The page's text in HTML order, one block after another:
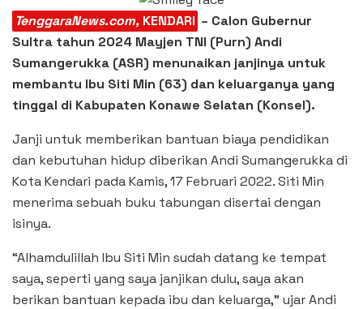
TenggaraNews.com, KENDARI – Calon Gubernur
Sultra tahun 2024 Mayjen TNI (Purn) Andi
Sumangerukka (ASR) menunaikan janjinya untuk
membantu Ibu Siti Min (63) dan keluarganya yang
tinggal di Kabupaten Konawe Selatan (Konsel).
Janji untuk memberikan bantuan biaya pendidikan
dan kebutuhan hidup diberikan Andi Sumangerukka di
Kota Kendari pada Kamis, 17 Februari 2022. Siti Min
menerima sebuah buku tabungan disertai dengan
isinya.
“Alhamdulillah Ibu Siti Min sudah datang ke tempat
saya, seperti yang saya janjikan dulu, saya akan
berikan bantuan kepada ibu dan keluarga,” ujar Andi